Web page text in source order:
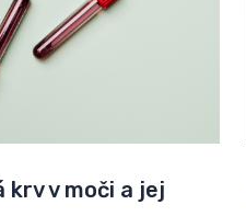
krv v moči a jej